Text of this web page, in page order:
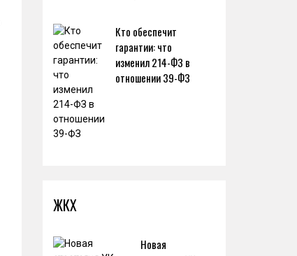
Кто обеспечит
гарантии: что
изменил 214-ФЗ в
отношении 39-ФЗ
ЖКХ
Новая